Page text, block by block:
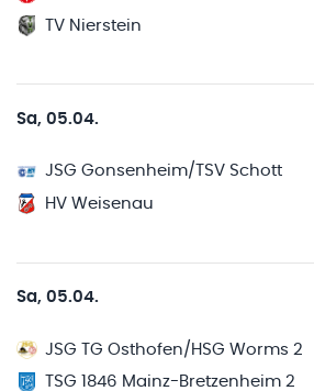
TV Nierstein
Sa, 05.04.
JSG Gonsenheim/TSV Schott
HV Weisenau
Sa, 05.04.
JSG TG Osthofen/HSG Worms 2
TSG 1846 Mainz-Bretzenheim 2